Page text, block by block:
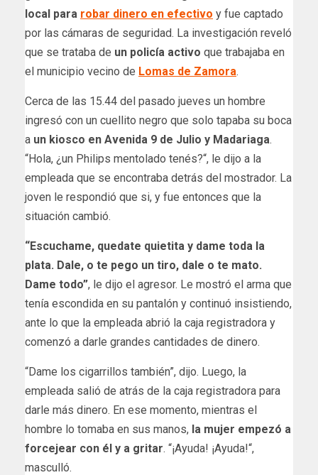
local para robar dinero en efectivo y fue captado
por las cámaras de seguridad. La investigación reveló
que se trataba de un policía activo que trabajaba en
el municipio vecino de Lomas de Zamora.
Cerca de las 15.44 del pasado jueves un hombre
ingresó con un cuellito negro que solo tapaba su boca
a un kiosco en Avenida 9 de Julio y Madariaga.
“Hola, ¿un Philips mentolado tenés?“, le dijo a la
empleada que se encontraba detrás del mostrador. La
joven le respondió que si, y fue entonces que la
situación cambió.
“Escuchame, quedate quietita y dame toda la
plata. Dale, o te pego un tiro, dale o te mato.
Dame todo”, le dijo el agresor. Le mostró el arma que
tenía escondida en su pantalón y continuó insistiendo,
ante lo que la empleada abrió la caja registradora y
comenzó a darle grandes cantidades de dinero.
“Dame los cigarrillos también”, dijo. Luego, la
empleada salió de atrás de la caja registradora para
darle más dinero. En ese momento, mientras el
hombre lo tomaba en sus manos, la mujer empezó a
forcejear con él y a gritar. “¡Ayuda! ¡Ayuda!“,
masculló.